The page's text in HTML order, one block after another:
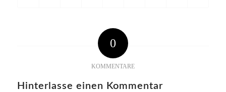
0
KOMMENTARE
Hinterlasse einen Kommentar